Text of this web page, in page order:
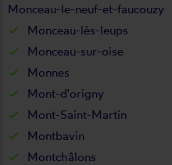
Monceau-le-neuf-et-faucouzy
Monceau-lès-leups
Monceau-sur-oise
Monnes
Mont-d'origny
Mont-Saint-Martin
Montbavin
Montchâlons